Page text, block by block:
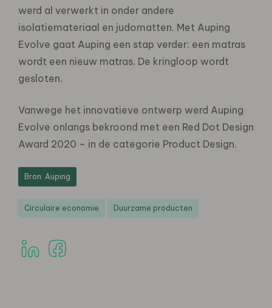
werd al verwerkt in onder andere
isolatiemateriaal en judomatten. Met Auping
Evolve gaat Auping een stap verder: een matras
wordt een nieuw matras. De kringloop wordt
gesloten.
Vanwege het innovatieve ontwerp werd Auping
Evolve onlangs bekroond met een Red Dot Design
Award 2020 – in de categorie Product Design.
Bron: Auping
Circulaire economie Duurzame producten